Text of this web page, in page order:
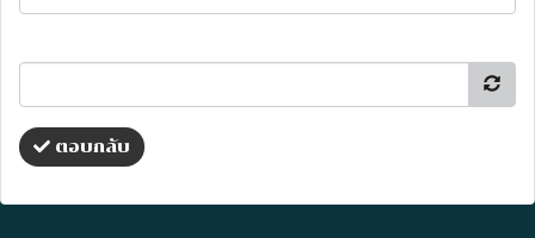
ตอบกลับ